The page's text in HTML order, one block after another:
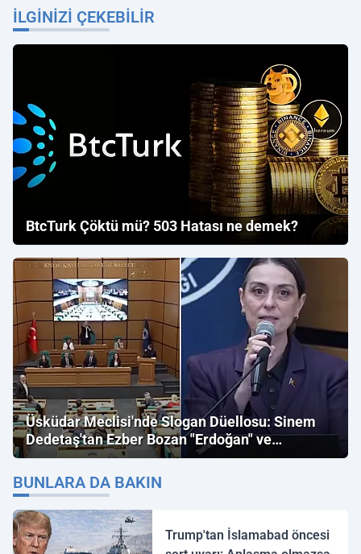
İLGINIZI ÇEKEBILIR
BtcTurk Çöktü mü? 503 Hatası ne demek?
Üsküdar Meclisi'nde Slogan Düellosu: Sinem
Dedetaş'tan Ezber Bozan "Erdoğan" ve
"İmamoğlu" Çıkışı!
BUNLARA DA BAKIN
Trump'tan İslamabad öncesi